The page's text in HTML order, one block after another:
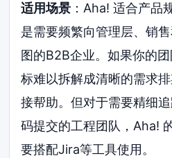
适用场景 ：Aha! 适合产品
是需要频繁向管理层、销
图的B2B企业。如果你的
标难以拆解成清晰的需求
接帮助。但对于需要精细
码提交的工程团队，Aha!
要搭配Jira等工具使用。